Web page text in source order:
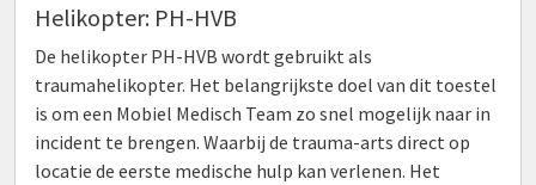
Helikopter: PH-HVB
De helikopter PH-HVB wordt gebruikt als
traumahelikopter. Het belangrijkste doel van dit toestel
is om een Mobiel Medisch Team zo snel mogelijk naar in
incident te brengen. Waarbij de trauma-arts direct op
locatie de eerste medische hulp kan verlenen. Het